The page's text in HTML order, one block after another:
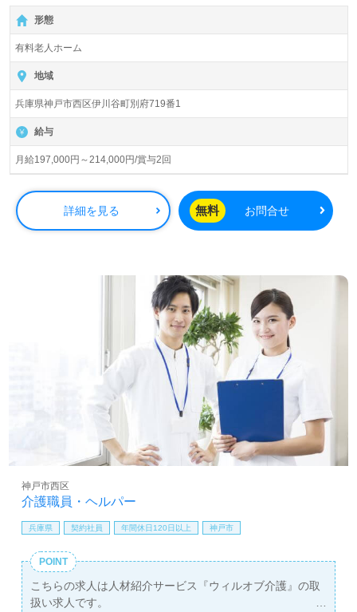
有資格者向け求人＊『明石駅』より路線バス、お車通勤可
能です。
入居定員62名（62室/全室個室）『介護付き有料老人ホー
ムほっと倶楽部』株式会社光栄メディカル（本社：兵庫県
神戸市）様の運営です。兵庫県を中心に介護付き有料老人
ホーム、デイサービス、ショートステイ、居宅介護支援事
業を展開されています。
◎幅広い年代層の方が活躍中！あたたかな寄り添いの介護
支援をご一緒に！『普通の家、我が家』を目指した事業所
様！◎
看護助手や介護職経験のある方をお迎えします。手厚い
OJT/研修制度、自分の気持ちを伝えやすい環境面、働くあ
お一人おひとりに寄り添った介護支援を行いたい』『アッ
トホームな環境で働きたい』『働きながらキャリアアップ
を実現したい、施設形態や環境を変えて働きたい』等の方
も大歓迎です！募集詳細等、担当コンサルタントよりご案
内します。お問い合わせも遠慮なくお願いします。
医療/福祉業界の正社員/パート求人探しは【ウィルオブ介
護】＊求人情報収集、将来的に検討の方も遠慮なく＊
LINE、メール、お電話などご希望に応じてお問い合わせ/ご
相談可能です。転職相談、求人紹介、年収交渉など完全無
料サービスをご利用いただけます。＜非公開求人も取扱い
あり！＞"転職支援"のプロと一緒に転職活動！お問い合わ
形態
有料老人ホーム
地域
兵庫県神戸市西区伊川谷町別府719番1
給与
月給197,000円～214,000円/賞与2回
詳細を見る 無料 お問合せ
介護職員・ヘルパー
神戸市西区
兵庫県 契約社員 年間休日120日以上 神戸市
POINT
こちらの求人は人材紹介サービス『ウィルオブ介護』の取
扱い求人です。